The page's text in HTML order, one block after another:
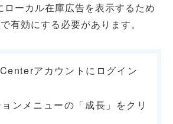
ーカル在庫広告を表示するため
有効にする必要があります。
アカウントにログイン
ンメニューの「成長」をクリ